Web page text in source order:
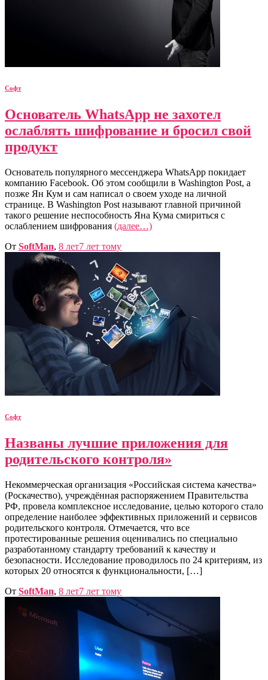
Софт
Основатель WhatsApp не захотел
ослаблять шифрование и бросил свой
продукт
Основатель популярного мессенджера WhatsApp покидает
компанию Facebook. Об этом сообщили в Washington Post, а
позже Ян Кум и сам написал о своем уходе на личной
странице. В Washington Post называют главной причиной
такого решение неспособность Яна Кума смириться с
ослаблением шифрования (далее…)
От SoftMan, 8 лет7 лет тому
Софт
Названы лучшие приложения для
родительского контроля»
Некоммерческая организация «Российская система качества»
(Роскачество), учреждённая распоряжением Правительства
РФ, провела комплексное исследование, целью которого стало
определение наиболее эффективных приложений и сервисов
родительского контроля. Отмечается, что все
протестированные решения оценивались по специально
разработанному стандарту требований к качеству и
безопасности. Исследование проводилось по 24 критериям, из
которых 20 относятся к функциональности, […]
От SoftMan, 8 лет7 лет тому